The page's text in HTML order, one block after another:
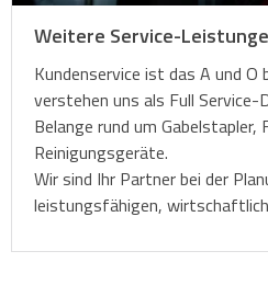
Weitere Service-
Kundenservice ist das A und O
verstehen uns als Full
Belange rund um Gabelstapler,
Reinigungsgeräte.
Wir sind Ihr Partner bei der
leistungsfähigen,